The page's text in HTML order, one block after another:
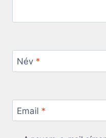
Név *
Email *